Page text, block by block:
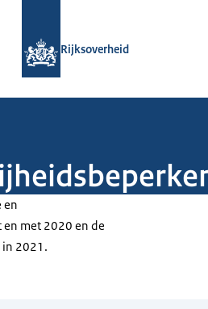
Rijksoverheid
en
met 2020 en de
in 2021.